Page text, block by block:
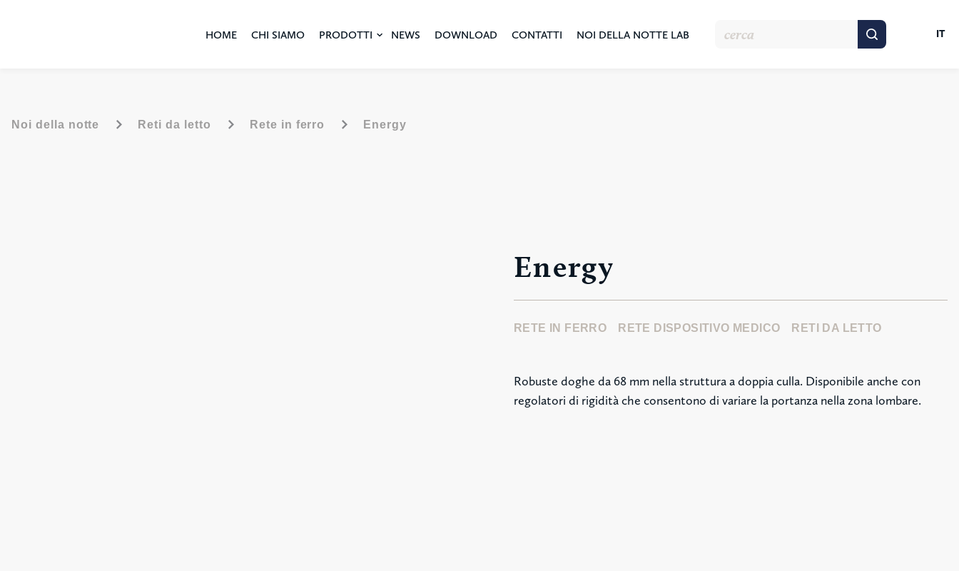
HOME CHI SIAMO PRODOTTI NEWS DOWNLOAD CONTATTI NOI DELLA NOTTE LAB IT
Noi della notte - Reti da letto - Rete in ferro - Energy
Energy
RETE IN FERRO RETE DISPOSITIVO MEDICO RETI DA LETTO
Robuste doghe da 68 mm nella struttura a doppia culla. Disponibile anche con
regolatori di rigidità che consentono di variare la portanza nella zona lombare.